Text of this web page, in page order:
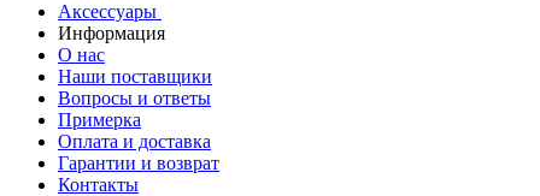
Аксессуары
Информация
О нас
Наши поставщики
Вопросы и ответы
Примерка
Оплата и доставка
Гарантии и возврат
Контакты